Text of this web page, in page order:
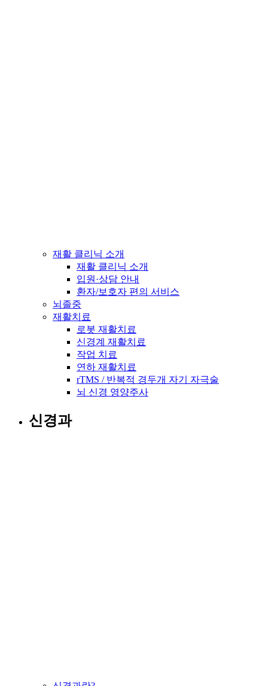
재활 클리닉 소개
재활 클리닉 소개
입원·상담 안내
환자/보호자 편의 서비스
뇌졸중
재활치료
로봇 재활치료
신경계 재활치료
작업 치료
연하 재활치료
rTMS / 반복적 경두개 자기 자극술
뇌 신경 영양주사
신경과